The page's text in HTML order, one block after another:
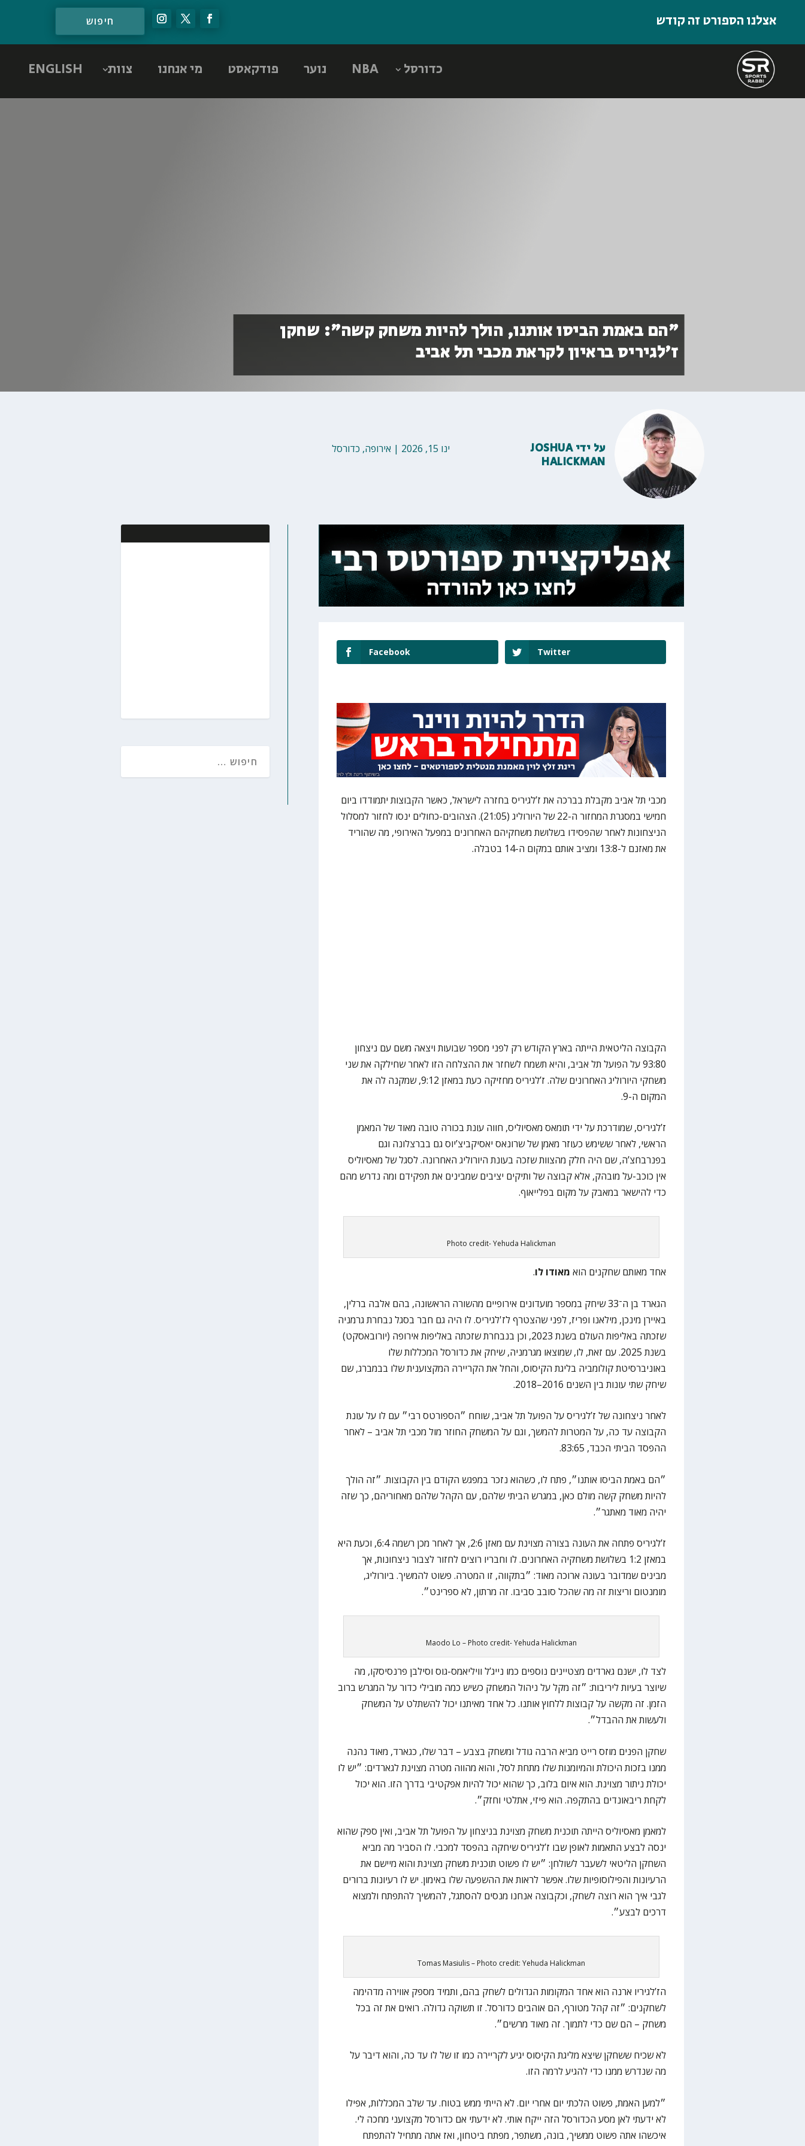
אצלנו הספורט זה קודש
כדורסל NBA נוער פודקאסט מי אנחנו צוות ENGLISH
״הם באמת הביסו אותנו, הולך להיות משחק קשה״: שחקן
ז׳לגיריס בראיון לקראת מכבי תל אביב
ינו 15, 2026 | אירופה, כדורסל על ידיJOSHUA
HALICKMAN
Facebook Twitter
מכבי תל אביב מקבלת בברכה את ז’לגיריס בחזרה לישראל, כאשר הקבוצות יתמודדו ביום
חמישי במסגרת המחזור ה-22 של היורוליג (21:05). הצהובים-כחולים ינסו לחזור למסלול
הניצחונות לאחר שהפסידו בשלושת משחקיהם האחרונים במפעל האירופי, מה שהוריד
את מאזנם ל-13:8 ומציב אותם במקום ה-14 בטבלה.
הקבוצה הליטאית הייתה בארץ הקודש רק לפני מספר שבועות ויצאה משם עם ניצחון
93:80 על הפועל תל אביב, והיא תשמח לשחזר את ההצלחה הזו לאחר שחילקה את שני
משחקי היורוליג האחרונים שלה. ז’לגיריס מחזיקה כעת במאזן 9:12, שמקנה לה את
המקום ה-9.
ז’לגיריס, שמודרכת על ידי תומאס מאסיוליס, חווה עונת בכורה טובה מאוד של המאמן
הראשי, לאחר ששימש כעוזר מאמן של שרונאס יאסיקביצ’יוס גם בברצלונה וגם
בפנרבחצ’ה, שם היה חלק מהצוות שזכה בעונת היורוליג האחרונה. לסגל של מאסיוליס
אין כוכב-על מובהק, אלא קבוצה של ותיקים יציבים שמבינים את תפקידם ומה נדרש מהם
כדי להישאר במאבק על מקום בפלייאוף.
Photo credit- Yehuda Halickman
אחד מאותם שחקנים הוא מאודו לו.
הגארד בן ה־33 שיחק במספר מועדונים אירופיים מהשורה הראשונה, בהם אלבה ברלין,
באיירן מינכן, מילאנו ופריז, לפני שהצטרף לז'לגיריס. לו היה גם חבר בסגל נבחרת גרמניה
שזכתה באליפות העולם בשנת 2023, וכן בנבחרת שזכתה באליפות אירופה (יורובאסקט)
בשנת 2025. עם זאת, לו, שמוצאו מגרמניה, שיחק את כדורסל המכללות שלו
באוניברסיטת קולומביה בליגת הקיסוס, והחל את הקריירה המקצוענית שלו בבמברג, שם
שיחק שתי עונות בין השנים 2016–2018.
לאחר ניצחונה של ז’לגיריס על הפועל תל אביב, שוחח ״הספורטס רבי״ עם לו על עונת
הקבוצה עד כה, על המטרות להמשך, וגם על המשחק החוזר מול מכבי תל אביב – לאחר
ההפסד הביתי הכבד, 83:65.
״הם באמת הביסו אותנו״, פתח לו, כשהוא נזכר במפגש הקודם בין הקבוצות. ״זה הולך
להיות משחק קשה מולם כאן, במגרש הביתי שלהם, עם הקהל שלהם מאחוריהם, כך שזה
יהיה מאוד מאתגר״.
ז’לגיריס פתחה את העונה בצורה מצוינת עם מאזן 2:6, אך לאחר מכן רשמה 6:4, וכעת היא
במאזן 1:2 בשלושת משחקיה האחרונים. לו וחבריו רוצים לחזור לצבור ניצחונות, אך
מבינים שמדובר בעונה ארוכה מאוד: ״בתקווה, זו המטרה. פשוט להמשיך. ביורוליג,
מומנטום וריצות זה מה שהכל סובב סביבו. זה מרתון, לא ספרינט״.
Maodo Lo – Photo credit- Yehuda Halickman
לצד לו, ישנם גארדים מצטיינים נוספים כמו נייג’ל וויליאמס-גוס וסילבן פרנסיסקו, מה
שיוצר בעיות ליריבות: ״זה מקל על ניהול המשחק כשיש כמה מובילי כדור על המגרש ברוב
הזמן. זה מקשה על קבוצות ללחוץ אותנו. כל אחד מאיתנו יכול להשתלט על המשחק
ולעשות את ההבדל״.
שחקן הפנים מוזס רייט מביא הרבה גודל ומשחק בצבע – דבר שלו, כגארד, מאוד נהנה
ממנו בזכות היכולת והמיומנות שלו מתחת לסל, והוא מהווה מטרה מצוינת לגארדים: ״יש לו
יכולת ניתור מצוינת. הוא איום בלוב, כך שהוא יכול להיות אפקטיבי בדרך הזו. הוא יכול
לקחת ריבאונדים בהתקפה. הוא פיזי, אתלטי וחזק״.
למאמן מאסיוליס הייתה תוכנית משחק מצוינת בניצחון על הפועל תל אביב, ואין ספק שהוא
ינסה לבצע התאמות לאופן שבו ז’לגיריס שיחקה בהפסד למכבי. לו הסביר מה מביא
השחקן הליטאי לשעבר לשולחן: ״יש לו פשוט תוכנית משחק מצוינת והוא מיישם את
הרעיונות והפילוסופיות שלו. אפשר לראות את ההשפעה שלו באימון. יש לו רעיונות ברורים
לגבי איך הוא רוצה לשחק, וכקבוצה אנחנו מנסים להסתגל, להמשיך להתפתח ולמצוא
דרכים לבצע״.
Tomas Masiulis – Photo credit: Yehuda Halickman
הז’לגיריו ארנה הוא אחד המקומות הגדולים לשחק בהם, ותמיד מספק אווירה מדהימה
לשחקנים: ״זה קהל מטורף, הם אוהבים כדורסל. זו תשוקה גדולה. רואים את זה בכל
משחק – הם שם כדי לתמוך. זה מאוד מרשים״.
לא שכיח ששחקן שיצא מליגת הקיסוס יגיע לקריירה כמו זו של לו עד כה, והוא דיבר על
מה שנדרש ממנו כדי להגיע לרמה הזו.
״למען האמת, פשוט הלכתי יום אחרי יום. לא הייתי ממש בטוח. עד שלב המכללות, אפילו
לא ידעתי לאן מסע הכדורסל הזה ייקח אותי. לא ידעתי אם כדורסל מקצועני מחכה לי.
איכשהו אתה פשוט ממשיך, בונה, משתפר, מפתח ביטחון, ואז אתה מתחיל להתפתח